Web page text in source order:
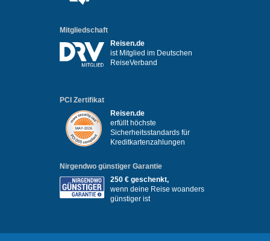
Mitgliedschaft
Reisen.de
ist Mitglied im Deutschen
ReiseVerband
PCI Zertifikat
Reisen.de
erfüllt höchste
Sicherheitsstandards für
Kreditkartenzahlungen
Nirgendwo günstiger Garantie
250 € geschenkt,
wenn deine Reise woanders
günstiger ist